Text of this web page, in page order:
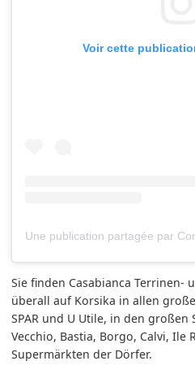
Voir cette
Sie finden Casabianca Terrinen-
überall auf Korsika in allen
SPAR und U Utile, in den großen
Vecchio, Bastia, Borgo, Calvi, Ile
Supermärkten der Dörfer.